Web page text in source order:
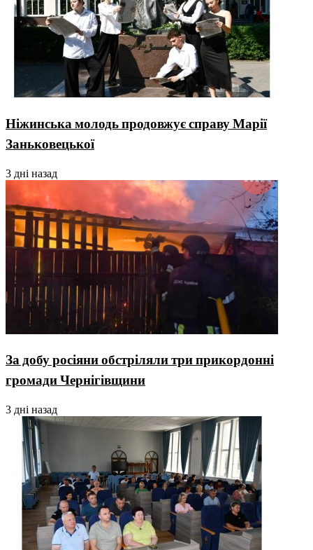
Ніжинська молодь продовжує справу Марії
Заньковецької
3 дні назад
За добу росіяни обстріляли три прикордонні
громади Чернігівщини
3 дні назад